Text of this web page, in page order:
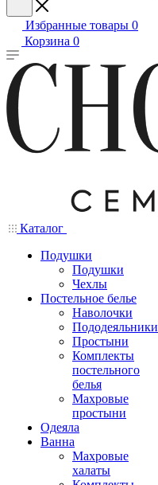
Избранные товары 0
Корзина 0
Каталог
Подушки
Подушки
Чехлы
Постельное белье
Наволочки
Пододеяльники
Простыни
Комплекты
постельного
белья
Махровые
простыни
Одеяла
Ванна
Махровые
халаты